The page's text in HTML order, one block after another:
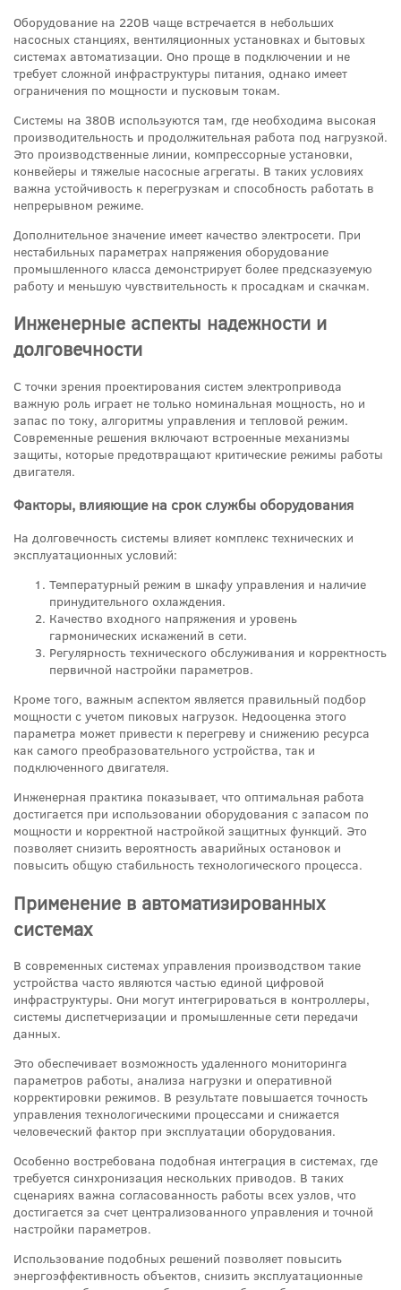
Оборудование на 220В чаще встречается в небольших
насосных станциях, вентиляционных установках и бытовых
системах автоматизации. Оно проще в подключении и не
требует сложной инфраструктуры питания, однако имеет
ограничения по мощности и пусковым токам.
Системы на 380В используются там, где необходима высокая
производительность и продолжительная работа под нагрузкой.
Это производственные линии, компрессорные установки,
конвейеры и тяжелые насосные агрегаты. В таких условиях
важна устойчивость к перегрузкам и способность работать в
непрерывном режиме.
Дополнительное значение имеет качество электросети. При
нестабильных параметрах напряжения оборудование
промышленного класса демонстрирует более предсказуемую
работу и меньшую чувствительность к просадкам и скачкам.
Инженерные аспекты надежности и
долговечности
С точки зрения проектирования систем электропривода
важную роль играет не только номинальная мощность, но и
запас по току, алгоритмы управления и тепловой режим.
Современные решения включают встроенные механизмы
защиты, которые предотвращают критические режимы работы
двигателя.
Факторы, влияющие на срок службы оборудования
На долговечность системы влияет комплекс технических и
эксплуатационных условий:
Температурный режим в шкафу управления и наличие
принудительного охлаждения.
Качество входного напряжения и уровень
гармонических искажений в сети.
Регулярность технического обслуживания и корректность
первичной настройки параметров.
Кроме того, важным аспектом является правильный подбор
мощности с учетом пиковых нагрузок. Недооценка этого
параметра может привести к перегреву и снижению ресурса
как самого преобразовательного устройства, так и
подключенного двигателя.
Инженерная практика показывает, что оптимальная работа
достигается при использовании оборудования с запасом по
мощности и корректной настройкой защитных функций. Это
позволяет снизить вероятность аварийных остановок и
повысить общую стабильность технологического процесса.
Применение в автоматизированных
системах
В современных системах управления производством такие
устройства часто являются частью единой цифровой
инфраструктуры. Они могут интегрироваться в контроллеры,
системы диспетчеризации и промышленные сети передачи
данных.
Это обеспечивает возможность удаленного мониторинга
параметров работы, анализа нагрузки и оперативной
корректировки режимов. В результате повышается точность
управления технологическими процессами и снижается
человеческий фактор при эксплуатации оборудования.
Особенно востребована подобная интеграция в системах, где
требуется синхронизация нескольких приводов. В таких
сценариях важна согласованность работы всех узлов, что
достигается за счет централизованного управления и точной
настройки параметров.
Использование подобных решений позволяет повысить
энергоэффективность объектов, снизить эксплуатационные